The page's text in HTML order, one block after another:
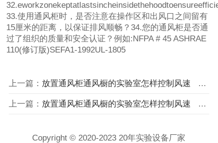
33.使用通风柜时，是否注意在操作区和出风口之间留有
15厘米的距离，以保证排风顺畅？34.您的通风柜是否通
过了组织的质量和安全认证？例如:NFPA # 45 ASHRAE
110(修订版)SEFA1-1992UL-1805
上一篇： 放置通风柜通风橱的实验室怎样控制风速
上一篇： 放置通风柜通风橱的实验室怎样控制风速
Copyright © 2020-2023 20年实验设备厂家